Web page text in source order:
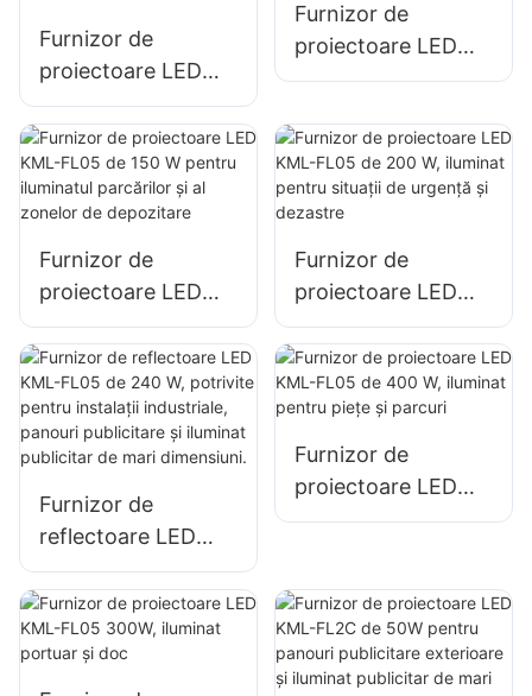
Furnizor de
proiectoare LED
KML-FL05 de 50W
pentru fațade
exterioare ale
clădirilor și iluminat
deschise
Furnizor de
proiectoare LED
KML-FL05 de 100W
clădirilor și
iluminatul
șantierelor de
Furnizor de
proiectoare LED
KML-FL05 de 150
W pentru iluminatul
parcărilor și al
zonelor de
depozitare
Furnizor de
proiectoare LED
KML-FL05 de 200
W, iluminat pentru
situații de urgență
și dezastre
Furnizor de
reflectoare LED
KML-FL05 de 240
W, potrivite pentru
instalații industriale,
panouri publicitare
Furnizor de
proiectoare LED
KML-FL05 de 400
piețe și parcuri